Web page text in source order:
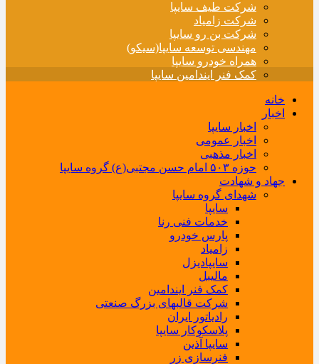
شرکت طیف سایپا
شرکت زامیاد
شرکت بن رو سایپا
مهندسی توسعه سایپا(سیکو)
همراه خودرو سایپا
کمک فنر ایندامین سایپا
خانه
اخبار
اخبار سایپا
اخبار عمومی
اخبار مذهبی
حوزه ۵۰۳ امام حسن مجتبی(ع) گروه سایپا
جهاد و شهادت
شهدای گروه سایپا
سایپا
خدمات فنی رنا
پارس خودرو
زامیاد
سایپادیزل
مالیبل
کمک فنر ایندامین
شرکت قالبهای بزرگ صنعتی
رادیاتور ایران
پلاسکوکار سایپا
سایپا آذین
فنرسازی زر